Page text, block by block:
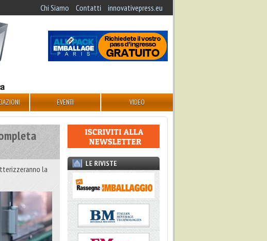
Chi Siamo Contatti innovativepress.eu
EVENTI VIDEO
la
LE RIVISTE